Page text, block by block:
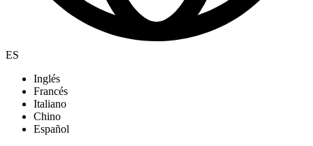
ES
Inglés
Francés
Italiano
Chino
Español